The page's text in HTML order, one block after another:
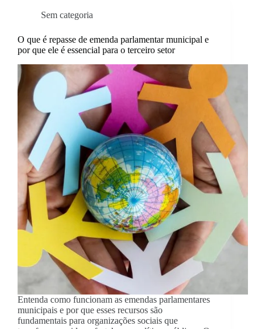
Sem categoria
O que é repasse de emenda parlamentar municipal e
por que ele é essencial para o terceiro setor
Entenda como funcionam as emendas parlamentares
municipais e por que esses recursos são
fundamentais para organizações sociais que